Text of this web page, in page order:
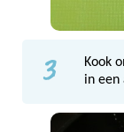
3
Kook
in een